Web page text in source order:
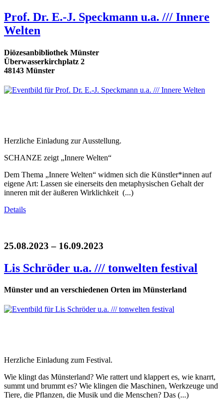
Prof. Dr. E.-J. Speckmann u.a. /// Innere
Welten
Diözesanbibliothek Münster
Überwasserkirchplatz 2
48143 Münster
Herzliche Einladung zur Ausstellung.
SCHANZE zeigt „Innere Welten“
Dem Thema „Innere Welten“ widmen sich die Künstler*innen auf
eigene Art: Lassen sie einerseits den metaphysischen Gehalt der
inneren mit der äußeren Wirklichkeit (...)
Details
25.08.2023 – 16.09.2023
Lis Schröder u.a. /// tonwelten festival
Münster und an verschiedenen Orten im Münsterland
Herzliche Einladung zum Festival.
Wie klingt das Münsterland? Wie rattert und klappert es, wie knarrt,
summt und brummt es? Wie klingen die Maschinen, Werkzeuge und
Tiere, die Pflanzen, die Musik und die Menschen? Das (...)